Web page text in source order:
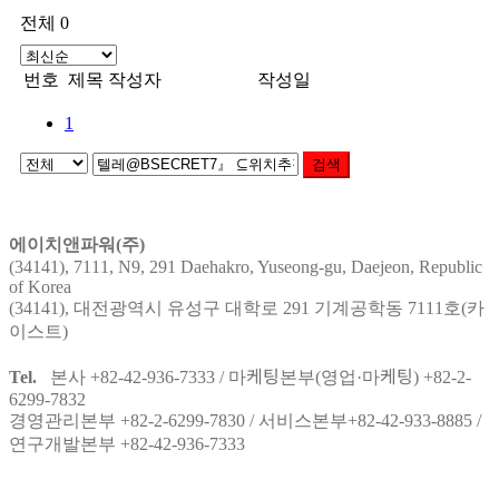
전체 0
번호 제목 작성자 작성일
1
검색
에이치앤파워(주)
(34141), 7111, N9, 291 Daehakro, Yuseong-gu, Daejeon, Republic
of Korea
(34141), 대전광역시 유성구 대학로 291 기계공학동 7111호(카
이스트)
Tel. 본사 +82-42-936-7333 / 마케팅본부(영업·마케팅) +82-2-
6299-7832
경영관리본부 +82-2-6299-7830 / 서비스본부+82-42-933-8885 /
연구개발본부 +82-42-936-7333